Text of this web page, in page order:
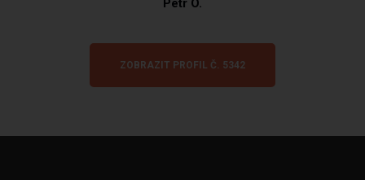
Petr O.
ZOBRAZIT PROFIL Č. 5342